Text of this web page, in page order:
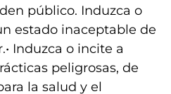
público. Induzca o
estado inaceptable de
Induzca o incite a
peligrosas, de
la salud y el